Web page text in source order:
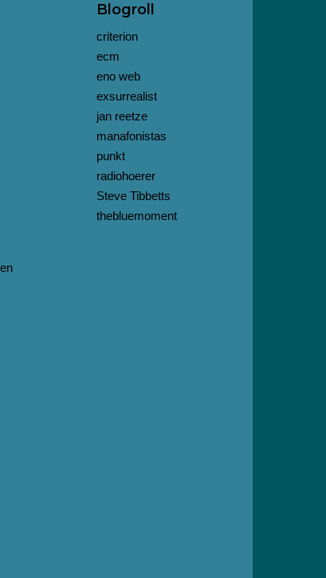
Blogroll
criterion
ecm
eno web
exsurrealist
jan reetze
manafonistas
punkt
radiohoerer
Steve Tibbetts
thebluemoment